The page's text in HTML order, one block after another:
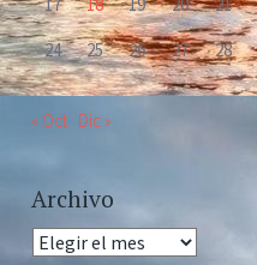
24
25 26 27 28
« Oct Dic »
Archivo
Archivo